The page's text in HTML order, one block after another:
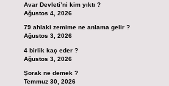
Avar Devleti’ni kim yıktı ?
Ağustos 4, 2026
79 ahlaki zemime ne anlama gelir ?
Ağustos 3, 2026
4 birlik kaç eder ?
Ağustos 3, 2026
Şorak ne demek ?
Temmuz 30, 2026